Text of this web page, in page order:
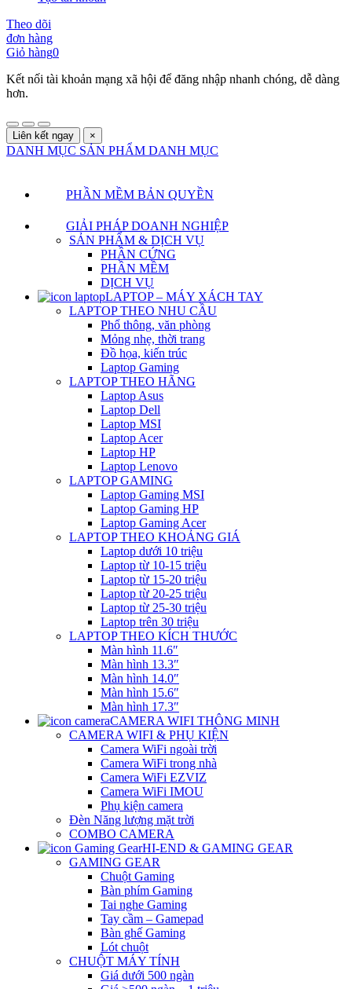
Theo dõi
đơn hàng
Giỏ hàng0
Kết nối tài khoản mạng xã hội để đăng nhập nhanh chóng, dễ dàng
hơn.
Liên kết ngay ×
DANH MỤC SẢN PHẨM DANH MỤC
PHẦN MỀM BẢN QUYỀN
GIẢI PHÁP DOANH NGHIỆP
SẢN PHẨM & DỊCH VỤ
PHẦN CỨNG
PHẦN MỀM
DỊCH VỤ
LAPTOP – MÁY XÁCH TAY
LAPTOP THEO NHU CẦU
Phổ thông, văn phòng
Mỏng nhẹ, thời trang
Đồ họa, kiến trúc
Laptop Gaming
LAPTOP THEO HÃNG
Laptop Asus
Laptop Dell
Laptop MSI
Laptop Acer
Laptop HP
Laptop Lenovo
LAPTOP GAMING
Laptop Gaming MSI
Laptop Gaming HP
Laptop Gaming Acer
LAPTOP THEO KHOẢNG GIÁ
Laptop dưới 10 triệu
Laptop từ 10-15 triệu
Laptop từ 15-20 triệu
Laptop từ 20-25 triệu
Laptop từ 25-30 triệu
Laptop trên 30 triệu
LAPTOP THEO KÍCH THƯỚC
Màn hình 11.6″
Màn hình 13.3″
Màn hình 14.0″
Màn hình 15.6″
Màn hình 17.3″
CAMERA WIFI THÔNG MINH
CAMERA WIFI & PHỤ KIỆN
Camera WiFi ngoài trời
Camera WiFi trong nhà
Camera WiFi EZVIZ
Camera WiFi IMOU
Phụ kiện camera
Đèn Năng lượng mặt trời
COMBO CAMERA
HI-END & GAMING GEAR
GAMING GEAR
Chuột Gaming
Bàn phím Gaming
Tai nghe Gaming
Tay cầm – Gamepad
Bàn ghế Gaming
Lót chuột
CHUỘT MÁY TÍNH
Giá dưới 500 ngàn